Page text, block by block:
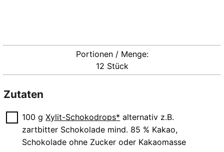
Portionen / Menge:
12 Stück
Zutaten
▢
100 g Xylit-Schokodrops* alternativ z.B.
zartbitter Schokolade mind. 85 % Kakao,
Schokolade ohne Zucker oder Kakaomasse